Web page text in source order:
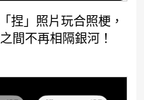
捏」照片玩合照梗，
間不再相隔銀河！